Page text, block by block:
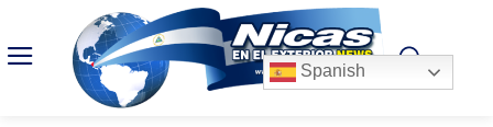
Spanish